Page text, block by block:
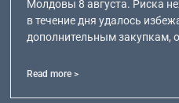
Молдовы 8 августа. Риска
в течение дня удалось
дополнительным закупкам,
Read more >